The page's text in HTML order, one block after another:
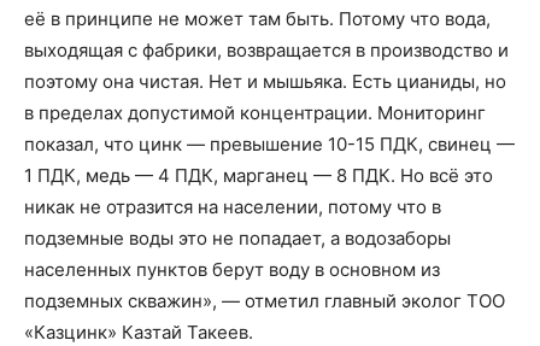
её в принципе не может там быть. Потому что вода,
выходящая с фабрики, возвращается в производство и
поэтому она чистая. Нет и мышьяка. Есть цианиды, но
в пределах допустимой концентрации. Мониторинг
показал, что цинк — превышение 10-15 ПДК, свинец —
1 ПДК, медь — 4 ПДК, марганец — 8 ПДК. Но всё это
никак не отразится на населении, потому что в
подземные воды это не попадает, а водозаборы
населенных пунктов берут воду в основном из
подземных скважин», — отметил главный эколог ТОО
«Казцинк» Казтай Такеев.